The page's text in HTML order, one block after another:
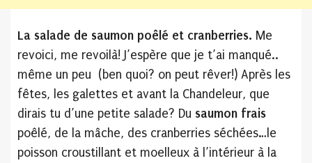
La salade de saumon poêlé et cranberries. Me
revoici, me revoilà! J’espère que je t’ai manqué..
même un peu (ben quoi? on peut rêver!) Après les
fêtes, les galettes et avant la Chandeleur, que
dirais tu d’une petite salade? Du saumon frais
poêlé, de la mâche, des cranberries séchées…le
poisson croustillant et moelleux à l’intérieur à la